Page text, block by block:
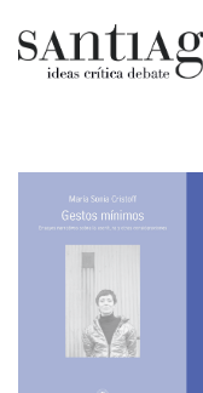
Archivo Cenfoto-UDP
Arquetipos de situación
Artes visuales